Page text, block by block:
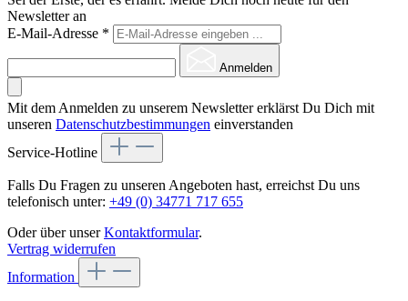
Newsletter an
E-Mail-Adresse *
Anmelden
Mit dem Anmelden zu unserem Newsletter erklärst Du Dich mit
unseren Datenschutzbestimmungen einverstanden
Service-Hotline
Falls Du Fragen zu unseren Angeboten hast, erreichst Du uns
telefonisch unter: +49 (0) 34771 717 655
Oder über unserKontaktformular.
Vertrag widerrufen
Information